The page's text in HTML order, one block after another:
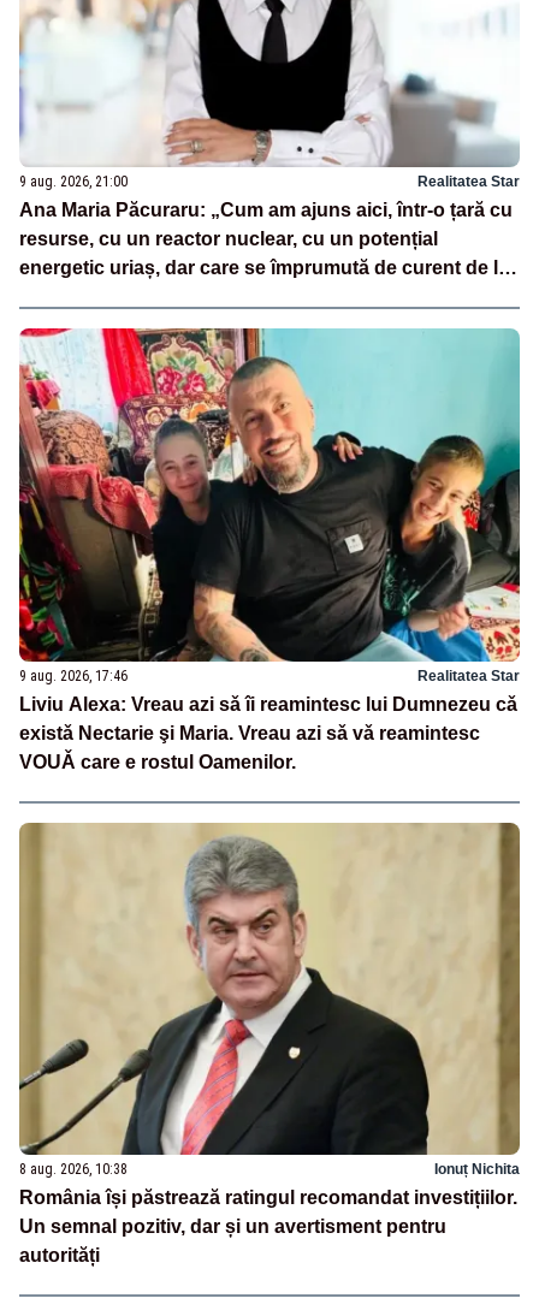
9 aug. 2026, 21:00 Realitatea Star
Ana Maria Păcuraru: „Cum am ajuns aici, într-o țară cu
resurse, cu un reactor nuclear, cu un potențial
energetic uriaș, dar care se împrumută de curent de la
9 aug. 2026, 17:46 Realitatea Star
Liviu Alexa: Vreau azi sǎ îi reamintesc lui Dumnezeu cǎ
existǎ Nectarie şi Maria. Vreau azi sǎ vǎ reamintesc
VOUǍ care e rostul Oamenilor.
8 aug. 2026, 10:38 Ionuț Nichita
România își păstrează ratingul recomandat investițiilor.
Un semnal pozitiv, dar și un avertisment pentru
autorități